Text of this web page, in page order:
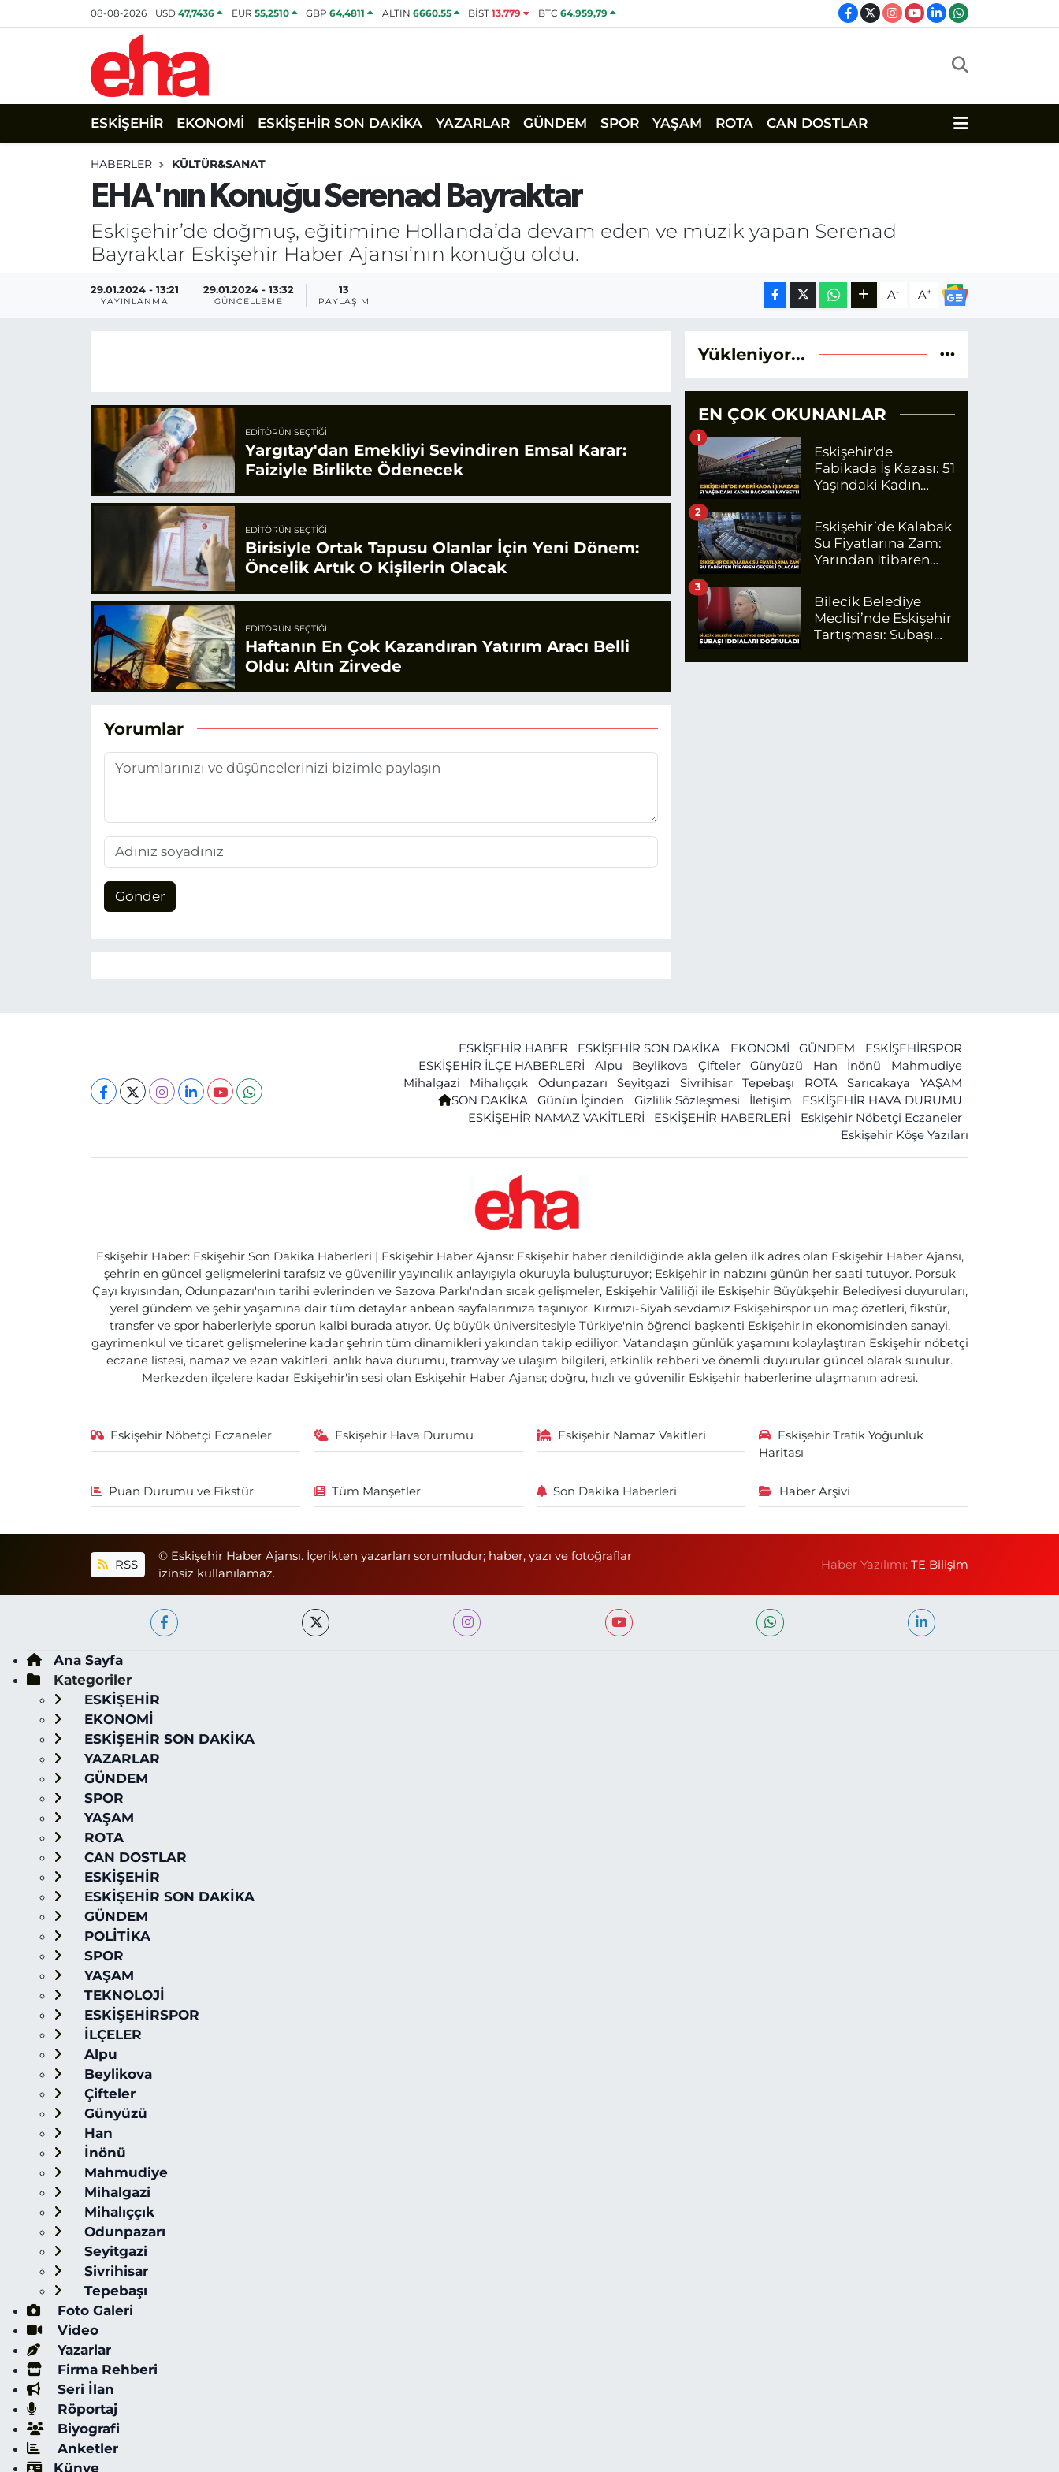
08-08-2026 USD47,7436 EUR 55,2510 GBP64,4811 ALTIN 6660.55 BİST13.779 BTC 64.959,79
ESKİŞEHİR EKONOMİ ESKİŞEHİR SON DAKİKA YAZARLAR GÜNDEM SPOR YAŞAM ROTA CAN DOSTLAR
HABERLER KÜLTÜR&SANAT
EHA'nın Konuğu Serenad Bayraktar
Eskişehir’de doğmuş, eğitimine Hollanda’da devam eden ve müzik yapan Serenad
Bayraktar Eskişehir Haber Ajansı’nın konuğu oldu.
29.01.2024 - 13:21
YAYINLANMA
29.01.2024 - 13:32
GÜNCELLEME
13
PAYLAŞIM A- A+
EDITÖRÜN SEÇTIĞI
Yargıtay'dan Emekliyi Sevindiren Emsal Karar:
Faiziyle Birlikte Ödenecek
EDITÖRÜN SEÇTIĞI
Birisiyle Ortak Tapusu Olanlar İçin Yeni Dönem:
Öncelik Artık O Kişilerin Olacak
EDITÖRÜN SEÇTIĞI
Haftanın En Çok Kazandıran Yatırım Aracı Belli
Oldu: Altın Zirvede
Yorumlar
Gönder
Yükleniyor...
EN ÇOK OKUNANLAR
Eskişehir'de
Fabikada İş Kazası: 51
Yaşındaki Kadın
1
Eskişehir’de Kalabak
Su Fiyatlarına Zam:
Yarından İtibaren
2
Bilecik Belediye
Meclisi’nde Eskişehir
Tartışması: Subaşı
3
ESKİŞEHİR HABER ESKİŞEHİR SON DAKİKA EKONOMİ GÜNDEM
ESKİŞEHİRSPOR
ESKİŞEHİR İLÇE HABERLERİ
Alpu Beylikova Çifteler Günyüzü Han İnönü
Mahmudiye
Mihalgazi
Mihalıççık Odunpazarı Seyitgazi Sivrihisar Tepebaşı ROTA Sarıcakaya
YAŞAM
SON DAKİKA
Günün İçinden Gizlilik Sözleşmesi İletişim
ESKİŞEHİR HAVA DURUMU
ESKİŞEHİR NAMAZ VAKİTLERİ
ESKİŞEHİR HABERLERİ
Eskişehir Nöbetçi Eczaneler
Eskişehir Köşe Yazıları
Eskişehir Haber: Eskişehir Son Dakika Haberleri | Eskişehir Haber Ajansı: Eskişehir haber denildiğinde akla gelen ilk adres olan Eskişehir Haber Ajansı,
şehrin en güncel gelişmelerini tarafsız ve güvenilir yayıncılık anlayışıyla okuruyla buluşturuyor; Eskişehir'in nabzını günün her saati tutuyor. Porsuk
Çayı kıyısından, Odunpazarı'nın tarihi evlerinden ve Sazova Parkı'ndan sıcak gelişmeler, Eskişehir Valiliği ile Eskişehir Büyükşehir Belediyesi duyuruları,
yerel gündem ve şehir yaşamına dair tüm detaylar anbean sayfalarımıza taşınıyor. Kırmızı-Siyah sevdamız Eskişehirspor'un maç özetleri, fikstür,
transfer ve spor haberleriyle sporun kalbi burada atıyor. Üç büyük üniversitesiyle Türkiye'nin öğrenci başkenti Eskişehir'in ekonomisinden sanayi,
gayrimenkul ve ticaret gelişmelerine kadar şehrin tüm dinamikleri yakından takip ediliyor. Vatandaşın günlük yaşamını kolaylaştıran Eskişehir nöbetçi
eczane listesi, namaz ve ezan vakitleri, anlık hava durumu, tramvay ve ulaşım bilgileri, etkinlik rehberi ve önemli duyurular güncel olarak sunulur.
Merkezden ilçelere kadar Eskişehir'in sesi olan Eskişehir Haber Ajansı; doğru, hızlı ve güvenilir Eskişehir haberlerine ulaşmanın adresi.
Eskişehir Nöbetçi Eczaneler Eskişehir Hava Durumu Eskişehir Namaz Vakitleri
Eskişehir Trafik Yoğunluk
Haritası
Puan Durumu ve Fikstür Tüm Manşetler Son Dakika Haberleri Haber Arşivi
RSS
© Eskişehir Haber Ajansı. İçerikten yazarları sorumludur; haber, yazı ve fotoğraflar
izinsiz kullanılamaz.
Haber Yazılımı:TE Bilişim
Ana Sayfa
Kategoriler
ESKİŞEHİR
EKONOMİ
ESKİŞEHİR SON DAKİKA
YAZARLAR
GÜNDEM
SPOR
YAŞAM
ROTA
CAN DOSTLAR
ESKİŞEHİR
ESKİŞEHİR SON DAKİKA
GÜNDEM
POLİTİKA
SPOR
YAŞAM
TEKNOLOJİ
ESKİŞEHİRSPOR
İLÇELER
Alpu
Beylikova
Çifteler
Günyüzü
Han
İnönü
Mahmudiye
Mihalgazi
Mihalıççık
Odunpazarı
Seyitgazi
Sivrihisar
Tepebaşı
Foto Galeri
Video
Yazarlar
Firma Rehberi
Seri İlan
Röportaj
Biyografi
Anketler
Künye